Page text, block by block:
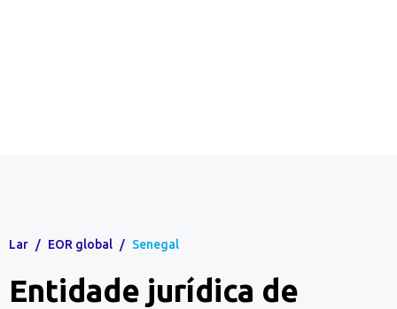
Lar / EOR global / Senegal
Entidade jurídica de